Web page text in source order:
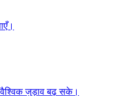
जुड़ाव बढ़ सके।